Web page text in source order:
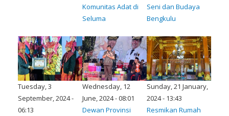
Komunitas Adat di
Seluma
Seni dan Budaya
Bengkulu
Tuesday, 3
September, 2024 -
06:13
Wednesday, 12
June, 2024 - 08:01
Dewan Provinsi
Sunday, 21 January,
2024 - 13:43
Resmikan Rumah